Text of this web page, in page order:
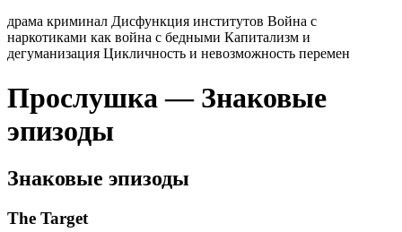
драма криминал Дисфункция институтов Война с
наркотиками как война с бедными Капитализм и
дегуманизация Цикличность и невозможность перемен
Прослушка — Знаковые
эпизоды
Знаковые эпизоды
The Target